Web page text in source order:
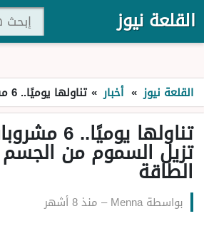
القلعة نيوز
القلعة نيوز » أخبار » تناولها يوميًا.. 6 مشروبات طبيعية تزيل السموم من الجسم وتمنح الطاقة
تناولها
تزيل السموم من
الطاقة
بواسطةMenna
– منذ 8 أشهر